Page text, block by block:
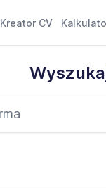
Kreator CV